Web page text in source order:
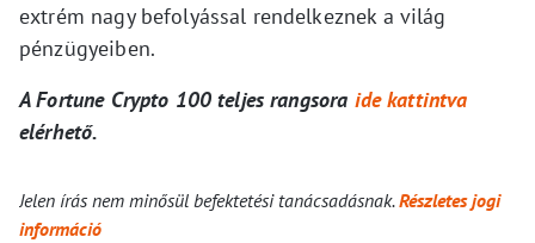
extrém nagy befolyással rendelkeznek a világ
pénzügyeiben.
A Fortune Crypto 100 teljes rangsora ide kattintva
elérhető.
Jelen írás nem minősül befektetési tanácsadásnak.Részletes jogi
információ